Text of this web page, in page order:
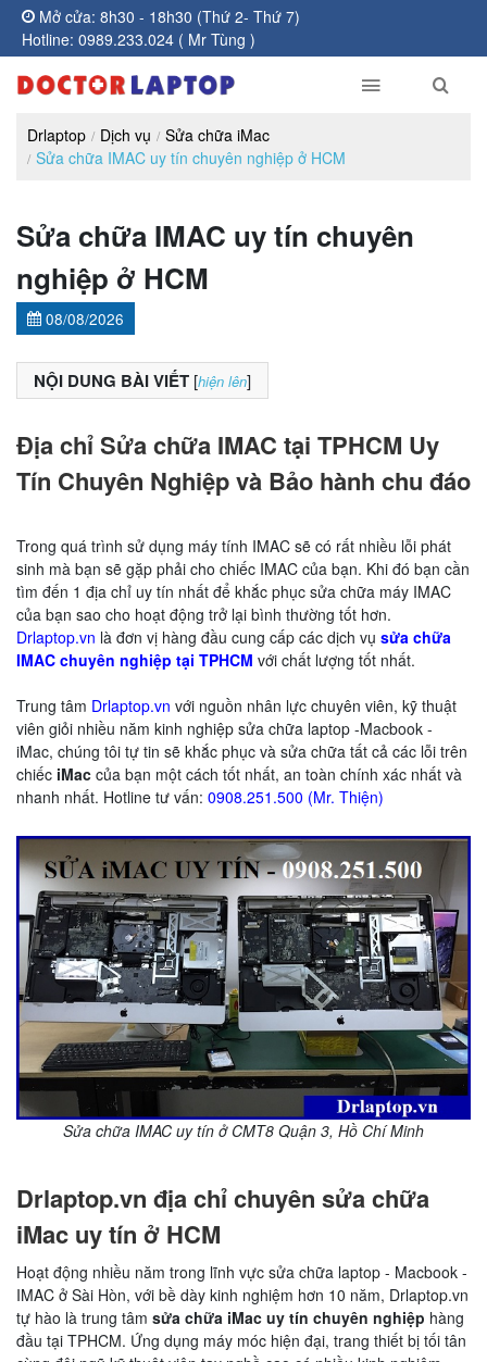
Mở cửa: 8h30 - 18h30 (Thứ 2- Thứ 7)
Hotline: 0989.233.024 ( Mr Tùng )
Drlaptop Dịch vụ
Sửa chữa iMac
Sửa chữa IMAC uy tín chuyên nghiệp ở HCM
Sửa chữa IMAC uy tín chuyên
nghiệp ở HCM
08/08/2026
NỘI DUNG BÀI VIẾT [hiện lên]
Địa chỉ Sửa chữa IMAC tại TPHCM Uy
Tín Chuyên Nghiệp và Bảo hành chu đáo
Trong quá trình sử dụng máy tính IMAC sẽ có rất nhiều lỗi phát
sinh mà bạn sẽ gặp phải cho chiếc IMAC của bạn. Khi đó bạn cần
tìm đến 1 địa chỉ uy tín nhất để khắc phục sửa chữa máy IMAC
của bạn sao cho hoạt động trở lại bình thường tốt hơn.
Drlaptop.vn là đơn vị hàng đầu cung cấp các dịch vụ sửa chữa
IMAC chuyên nghiệp tại TPHCM với chất lượng tốt nhất.
Trung tâm Drlaptop.vn với nguồn nhân lực chuyên viên, kỹ thuật
viên giỏi nhiều năm kinh nghiệp sửa chữa laptop -Macbook -
iMac, chúng tôi tự tin sẽ khắc phục và sửa chữa tất cả các lỗi trên
chiếc iMac của bạn một cách tốt nhất, an toàn chính xác nhất và
nhanh nhất. Hotline tư vấn: 0908.251.500 (Mr. Thiện)
Sửa chữa IMAC uy tín ở CMT8 Quận 3, Hồ Chí Minh
Drlaptop.vn địa chỉ chuyên sửa chữa
iMac uy tín ở HCM
Hoạt động nhiều năm trong lĩnh vực sửa chữa laptop - Macbook -
IMAC ở Sài Hòn, với bề dày kinh nghiệm hơn 10 năm, Drlaptop.vn
tự hào là trung tâm sửa chữa iMac uy tín chuyên nghiệp hàng
đầu tại TPHCM. Ứng dụng máy móc hiện đại, trang thiết bị tối tân